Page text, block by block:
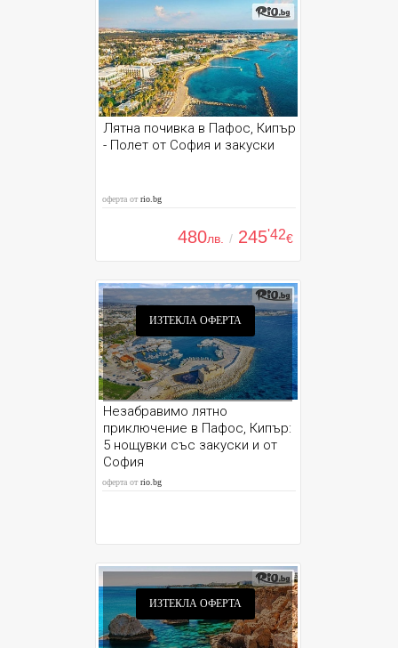
Лятна почивка в Пафос, Кипър
- Полет от София и закуски
оферта отrio.bg
480лв. / 245'42€
ИЗТЕКЛА ОФЕРТА
Незабравимо лятно
приключение в Пафос, Кипър:
5 нощувки със закуски и от
София
оферта отrio.bg
ИЗТЕКЛА ОФЕРТА